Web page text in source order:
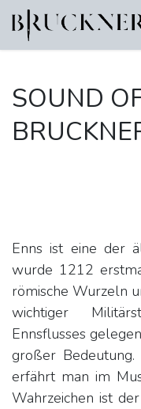
SOUND
Enns ist eine der
wurde 1212
römische Wurzeln
wichtiger
Ennsflusses
großer
erfährt man im
Wahrzeichen ist